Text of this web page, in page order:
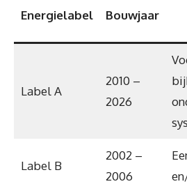
Energielabel Bouwjaar
Label A
2010 –
2026
Label B
2002 –
2006